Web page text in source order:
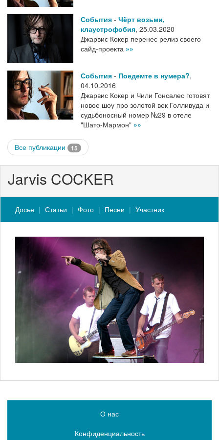
События - Чёрт возьми,
клаустрофобия, 25.03.2020
Джарвис Кокер перенес релиз своего
сайд-проекта »»
События - Поедемте в нумера?,
04.10.2016
Джарвис Кокер и Чили Гонсалес готовят
новое шоу про золотой век Голливуда и
судьбоносный номер №29 в отеле
"Шато-Мармон" »»
Все публикации 15
Jarvis COCKER
Досье Статьи Фото Песни Участник
О нас
Конфиденциальность